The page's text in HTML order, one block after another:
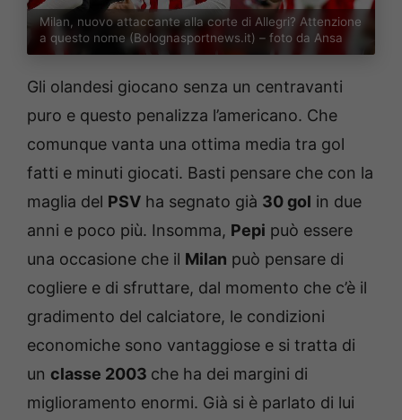
Milan, nuovo attaccante alla corte di Allegri? Attenzione
a questo nome (Bolognasportnews.it) – foto da Ansa
Gli olandesi giocano senza un centravanti
puro e questo penalizza l’americano. Che
comunque vanta una ottima media tra gol
fatti e minuti giocati. Basti pensare che con la
maglia del PSV ha segnato già 30 gol in due
anni e poco più. Insomma, Pepi può essere
una occasione che il Milan può pensare di
cogliere e di sfruttare, dal momento che c’è il
gradimento del calciatore, le condizioni
economiche sono vantaggiose e si tratta di
un classe 2003 che ha dei margini di
miglioramento enormi. Già si è parlato di lui